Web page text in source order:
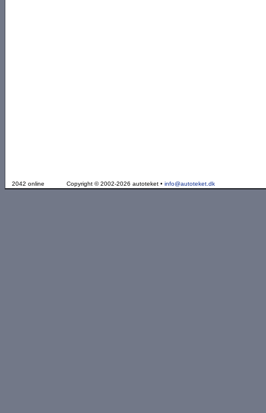
2042 online Copyright © 2002-2026 autoteket • info@autoteket.dk